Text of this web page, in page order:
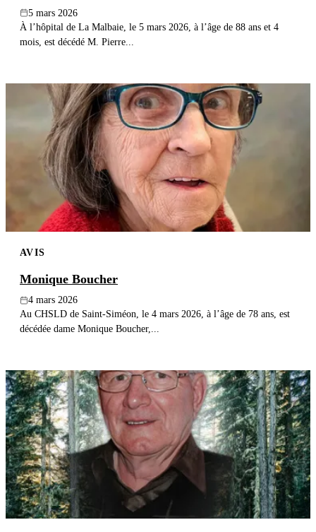
5 mars 2026
À l’hôpital de La Malbaie, le 5 mars 2026, à l’âge de 88 ans et 4
mois, est décédé M. Pierre...
AVIS
Monique Boucher
4 mars 2026
Au CHSLD de Saint-Siméon, le 4 mars 2026, à l’âge de 78 ans, est
décédée dame Monique Boucher,...